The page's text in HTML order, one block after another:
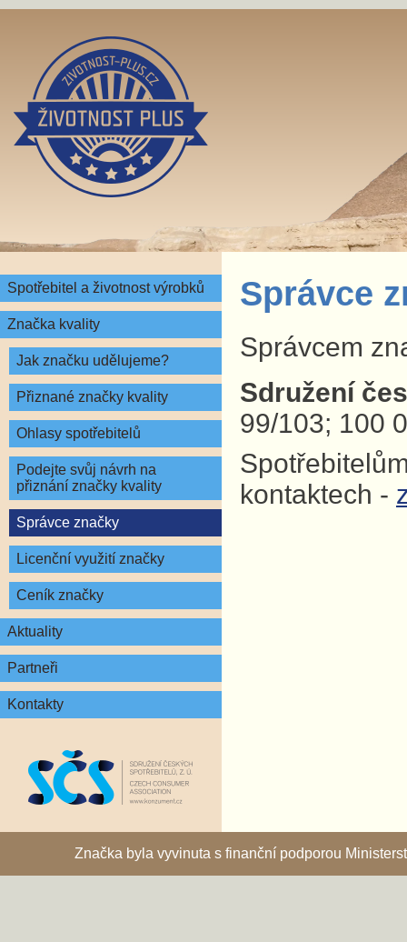
Spotřebitel a životnost výrobků
Značka kvality
Jak značku udělujeme?
Přiznané značky kvality
Ohlasy spotřebitelů
Podejte svůj návrh na
přiznání značky kvality
Správce značky
Licenční využití značky
Ceník značky
Aktuality
Partneři
Kontakty
Správce
Správcem
Sdružení
99/103; 100
kontaktech -
Značka byla vyvinuta s finanční podporou